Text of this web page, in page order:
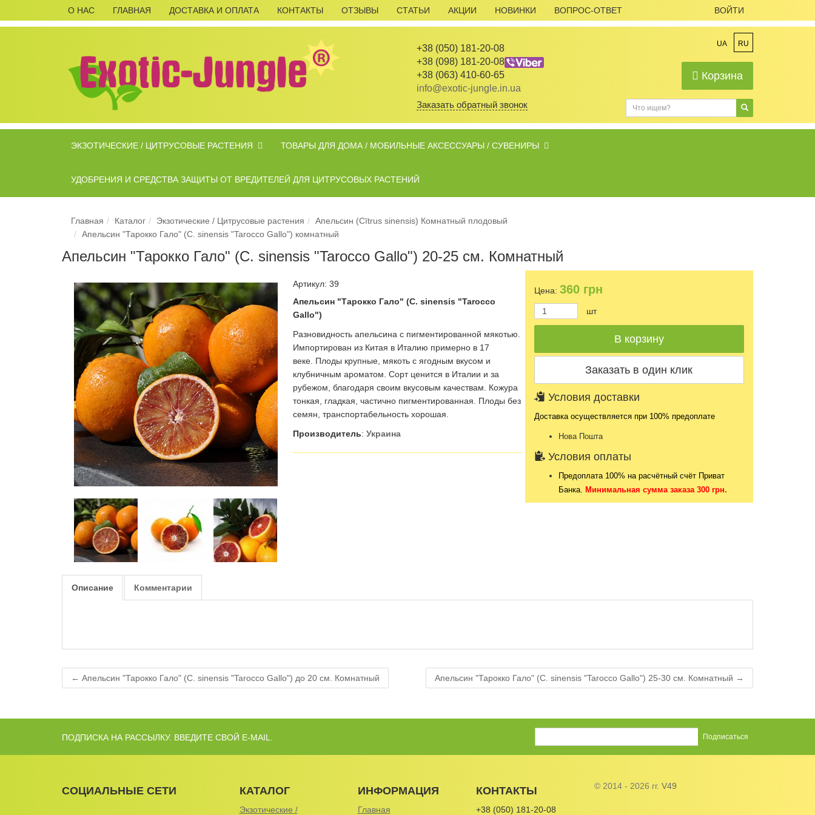
О НАС ГЛАВНАЯ ДОСТАВКА И ОПЛАТА КОНТАКТЫ ОТЗЫВЫ СТАТЬИ АКЦИИ НОВИНКИ ВОПРОС-ОТВЕТ ВОЙТИ
+38 (050) 181-20-08
+38 (098) 181-20-08
+38 (063) 410-60-65
info@exotic-jungle.in.ua
Заказать обратный звонок
UA RU
Корзина
ЭКЗОТИЧЕСКИЕ / ЦИТРУСОВЫЕ РАСТЕНИЯ ТОВАРЫ ДЛЯ ДОМА / МОБИЛЬНЫЕ АКСЕССУАРЫ / СУВЕНИРЫ
УДОБРЕНИЯ И СРЕДСТВА ЗАЩИТЫ ОТ ВРЕДИТЕЛЕЙ ДЛЯ ЦИТРУСОВЫХ РАСТЕНИЙ
Главная Каталог Экзотические / Цитрусовые растения
Апельсин (Cītrus sinensis) Комнатный плодовый
Апельсин "Тарокко Гало" (C. sinensis "Tarocco Gallo") комнатный
Апельсин "Тарокко Гало" (C. sinensis "Tarocco Gallo") 20-25 см. Комнатный
Артикул: 39
Апельсин "Тарокко Гало" (C. sinensis "Tarocco
Gallo")
Разновидность апельсина с пигментированной мякотью.
Импортирован из Китая в Италию примерно в 17
веке. Плоды крупные, мякоть с ягодным вкусом и
клубничным ароматом. Сорт ценится в Италии и за
рубежом, благодаря своим вкусовым качествам. Кожура
тонкая, гладкая, частично пигментированная. Плоды без
семян, транспортабельность хорошая.
Производитель:Украина
Цена: 360грн
шт
Условия доставки
Доставка осуществляется при 100% предоплате
Нова Пошта
Условия оплаты
Предоплата 100% на расчётный счёт Приват
Банка. Минимальная сумма заказа 300 грн.
Описание Комментарии
← Апельсин "Тарокко Гало" (C. sinensis "Tarocco Gallo") до 20 см. Комнатный Апельсин "Тарокко Гало" (C. sinensis "Tarocco Gallo") 25-30 см. Комнатный →
ПОДПИСКА НА РАССЫЛКУ. ВВЕДИТЕ СВОЙ E-MAIL.
СОЦИАЛЬНЫЕ СЕТИ КАТАЛОГ
Экзотические /
ИНФОРМАЦИЯ
Главная
КОНТАКТЫ
+38 (050) 181-20-08
© 2014 - 2026 гг. V49